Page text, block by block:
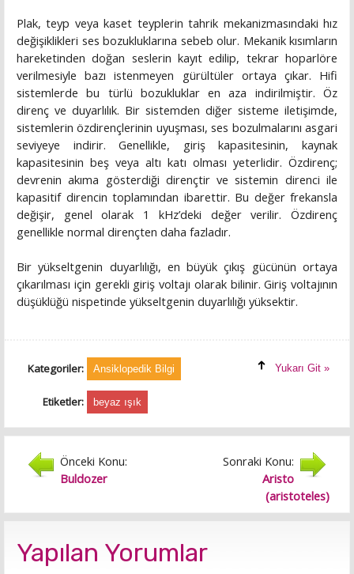
Plak, teyp veya kaset teyplerin tahrik mekanizmasındaki hız
değişiklikleri ses bozukluklarına sebeb olur. Mekanik kısımların
hareketinden doğan seslerin kayıt edilip, tekrar hoparlöre
verilmesiyle bazı istenmeyen gürültüler ortaya çıkar. Hifi
sistemlerde bu türlü bozukluklar en aza indirilmiştir. Öz
direnç ve duyarlılık. Bir sistemden diğer sisteme iletişimde,
sistemlerin özdirençlerinin uyuşması, ses bozulmalarını asgari
seviyeye indirir. Genellikle, giriş kapasitesinin, kaynak
kapasitesinin beş veya altı katı olması yeterlidir. Özdirenç;
devrenin akıma gösterdiği dirençtir ve sistemin direnci ile
kapasitif direncin toplamından ibarettir. Bu değer frekansla
değişir, genel olarak 1 kHz’deki değer verilir. Özdirenç
genellikle normal dirençten daha fazladır.
Bir yükseltgenin duyarlılığı, en büyük çıkış gücünün ortaya
çıkarılması için gerekli giriş voltajı olarak bilinir. Giriş voltajının
düşüklüğü nispetinde yükseltgenin duyarlılığı yüksektir.
Kategoriler: Ansiklopedik Bilgi Yukarı Git »
Etiketler: beyaz ışık
Önceki Konu:
Buldozer
Sonraki Konu:
Aristo
(aristoteles)
Yapılan Yorumlar